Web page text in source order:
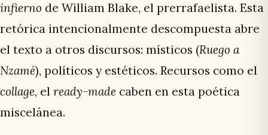
infierno de William Blake, el prerrafaelista. Esta
retórica intencionalmente descompuesta abre
el texto a otros discursos: místicos (Ruego a
Nzamé), políticos y estéticos. Recursos como el
collage, el ready-made caben en esta poética
miscelánea.